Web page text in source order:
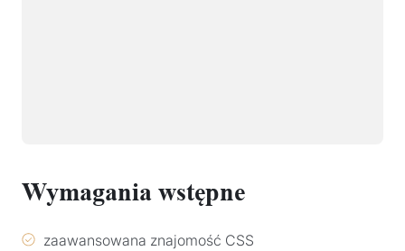
Wymagania wstępne
zaawansowana znajomość CSS